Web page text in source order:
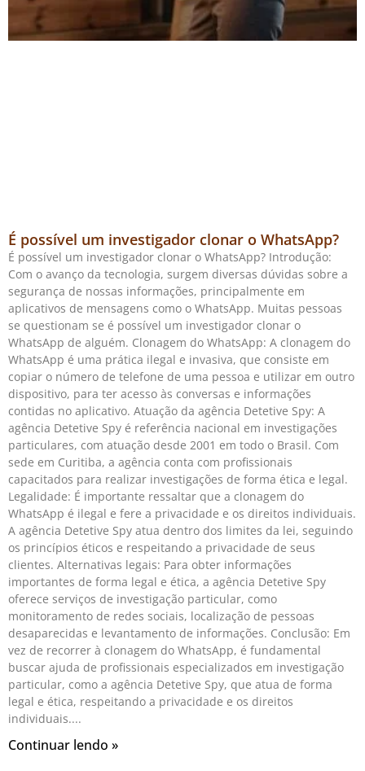
É possível um investigador clonar o WhatsApp?
É possível um investigador clonar o WhatsApp? Introdução:
Com o avanço da tecnologia, surgem diversas dúvidas sobre a
segurança de nossas informações, principalmente em
aplicativos de mensagens como o WhatsApp. Muitas pessoas
se questionam se é possível um investigador clonar o
WhatsApp de alguém. Clonagem do WhatsApp: A clonagem do
WhatsApp é uma prática ilegal e invasiva, que consiste em
copiar o número de telefone de uma pessoa e utilizar em outro
dispositivo, para ter acesso às conversas e informações
contidas no aplicativo. Atuação da agência Detetive Spy: A
agência Detetive Spy é referência nacional em investigações
particulares, com atuação desde 2001 em todo o Brasil. Com
sede em Curitiba, a agência conta com profissionais
capacitados para realizar investigações de forma ética e legal.
Legalidade: É importante ressaltar que a clonagem do
WhatsApp é ilegal e fere a privacidade e os direitos individuais.
A agência Detetive Spy atua dentro dos limites da lei, seguindo
os princípios éticos e respeitando a privacidade de seus
clientes. Alternativas legais: Para obter informações
importantes de forma legal e ética, a agência Detetive Spy
oferece serviços de investigação particular, como
monitoramento de redes sociais, localização de pessoas
desaparecidas e levantamento de informações. Conclusão: Em
vez de recorrer à clonagem do WhatsApp, é fundamental
buscar ajuda de profissionais especializados em investigação
particular, como a agência Detetive Spy, que atua de forma
legal e ética, respeitando a privacidade e os direitos
individuais.
Continuar lendo »